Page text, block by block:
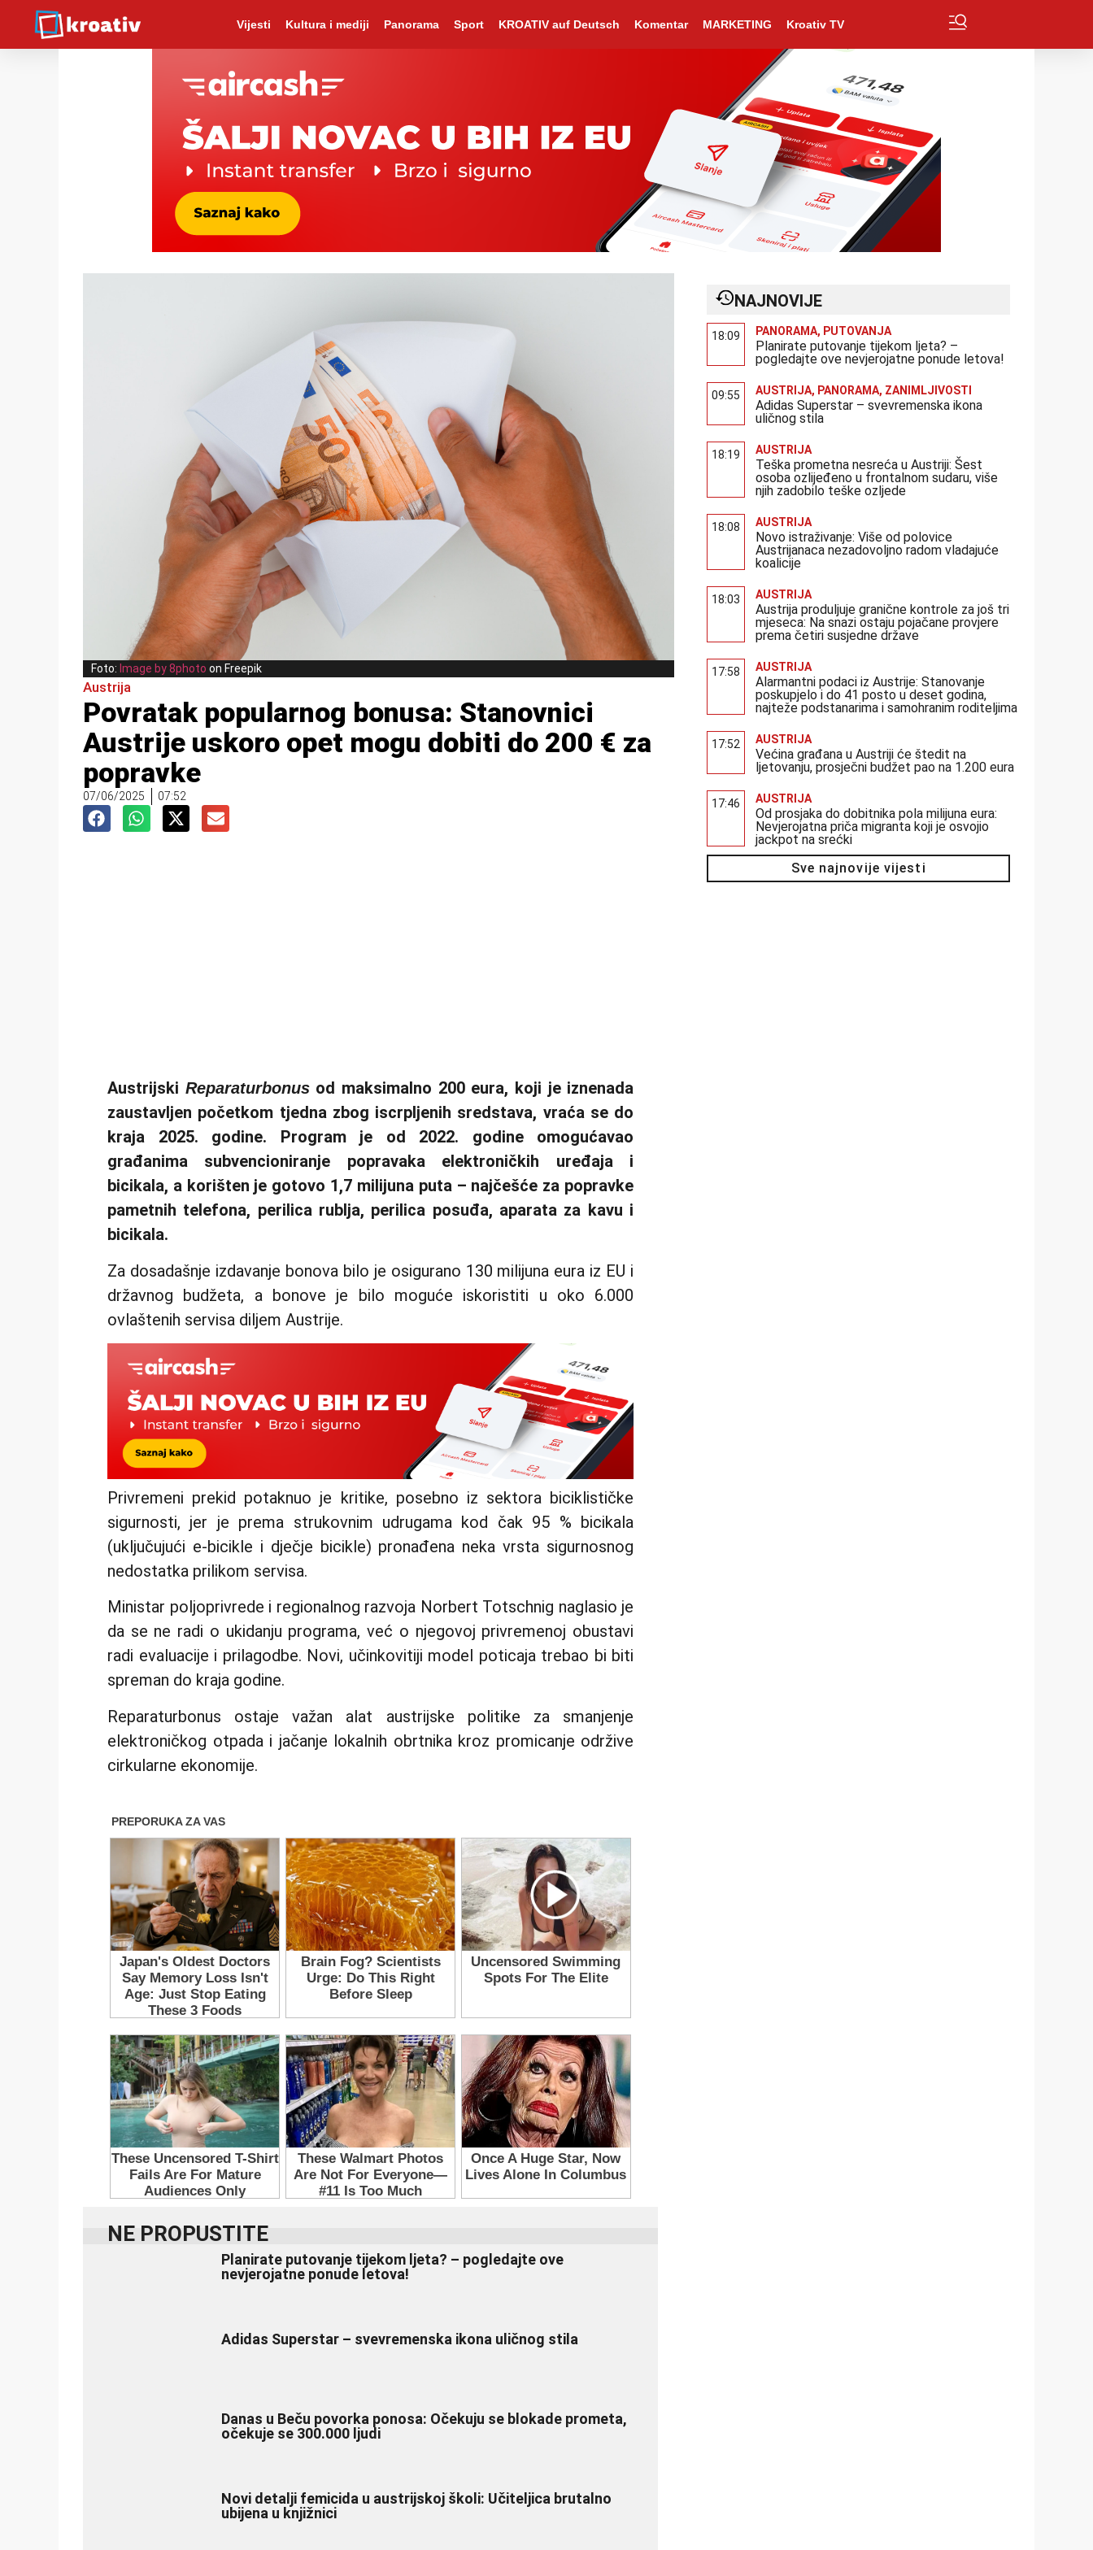
Vijesti Kultura i mediji Panorama Sport KROATIV auf Deutsch Komentar MARKETING Kroativ TV
Foto: Image by 8photo on Freepik
Austrija
Povratak popularnog bonusa: Stanovnici
Austrije uskoro opet mogu dobiti do 200 € za
popravke
07/06/2025 07:52
Austrijski Reparaturbonusod maksimalno 200 eura, koji je iznenada
zaustavljen početkom tjedna zbog iscrpljenih sredstava, vraća se do
kraja 2025. godine. Program je od 2022. godine omogućavao
građanima subvencioniranje popravaka elektroničkih uređaja i
bicikala, a korišten je gotovo 1,7 milijuna puta – najčešće za popravke
pametnih telefona, perilica rublja, perilica posuđa, aparata za kavu i
bicikala.
Za dosadašnje izdavanje bonova bilo je osigurano 130 milijuna eura iz EU i
državnog budžeta, a bonove je bilo moguće iskoristiti u oko 6.000
ovlaštenih servisa diljem Austrije.
Privremeni prekid potaknuo je kritike, posebno iz sektora biciklističke
sigurnosti, jer je prema strukovnim udrugama kod čak 95 % bicikala
(uključujući e-bicikle i dječje bicikle) pronađena neka vrsta sigurnosnog
nedostatka prilikom servisa.
Ministar poljoprivrede i regionalnog razvoja Norbert Totschnig naglasio je
da se ne radi o ukidanju programa, već o njegovoj privremenoj obustavi
radi evaluacije i prilagodbe. Novi, učinkovitiji model poticaja trebao bi biti
spreman do kraja godine.
Reparaturbonus ostaje važan alat austrijske politike za smanjenje
elektroničkog otpada i jačanje lokalnih obrtnika kroz promicanje održive
cirkularne ekonomije.
NE PROPUSTITE
Planirate putovanje tijekom ljeta? – pogledajte ove
nevjerojatne ponude letova!
Adidas Superstar – svevremenska ikona uličnog stila
Danas u Beču povorka ponosa: Očekuju se blokade prometa,
očekuje se 300.000 ljudi
Novi detalji femicida u austrijskoj školi: Učiteljica brutalno
ubijena u knjižnici
NAJNOVIJE
18:09 PANORAMA, PUTOVANJA
Planirate putovanje tijekom ljeta? –
pogledajte ove nevjerojatne ponude letova!
09:55 AUSTRIJA, PANORAMA, ZANIMLJIVOSTI
Adidas Superstar – svevremenska ikona
uličnog stila
18:19 AUSTRIJA
Teška prometna nesreća u Austriji: Šest
osoba ozlijeđeno u frontalnom sudaru, više
njih zadobilo teške ozljede
18:08 AUSTRIJA
Novo istraživanje: Više od polovice
Austrijanaca nezadovoljno radom vladajuće
koalicije
18:03 AUSTRIJA
Austrija produljuje granične kontrole za još tri
mjeseca: Na snazi ostaju pojačane provjere
prema četiri susjedne države
17:58 AUSTRIJA
Alarmantni podaci iz Austrije: Stanovanje
poskupjelo i do 41 posto u deset godina,
najteže podstanarima i samohranim roditeljima
17:52 AUSTRIJA
Većina građana u Austriji će štedit na
ljetovanju, prosječni budžet pao na 1.200 eura
17:46 AUSTRIJA
Od prosjaka do dobitnika pola milijuna eura:
Nevjerojatna priča migranta koji je osvojio
jackpot na srećki
Sve najnovije vijesti